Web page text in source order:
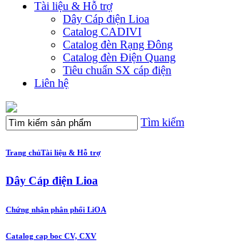
Tài liệu & Hỗ trợ
Dây Cáp điện Lioa
Catalog CADIVI
Catalog đèn Rạng Đông
Catalog đèn Điện Quang
Tiêu chuẩn SX cáp điện
Liên hệ
Tìm kiếm
Trang chủTài liệu & Hỗ trợ
Dây Cáp điện Lioa
Chứng nhận phân phối LiOA
Catalog cap boc CV, CXV